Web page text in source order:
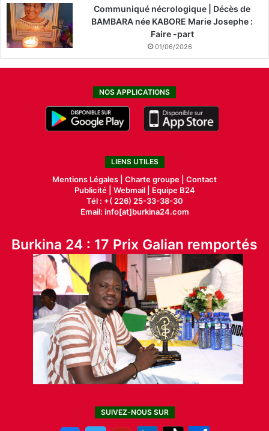
Communiqué nécrologique | Décès de
BAMBARA née KABORE Marie Josephe :
Faire -part
01/06/2026
NOS APPLICATIONS
LIENS UTILES
Mentions Légales | Charte groupe | Contact
Publicité| Webmail |
Equipe B24
Tél : +( 226) 25-33-38-30
Email: info[at]burkina24.com
Burkina 24 : 17 Prix Galian remportés
SUIVEZ-NOUS SUR